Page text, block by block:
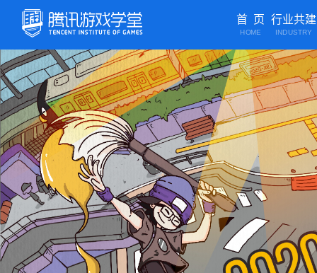
首 页
HOME
行业共建
INDUSTRY